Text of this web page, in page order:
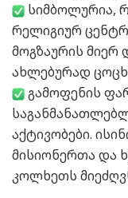
სიმბოლურია,
რელიგიურ
მოგზაურის მიერ
ახლებურად
გამოფენის
აქტივობები.
მისიონერთა და
კოლხეთს